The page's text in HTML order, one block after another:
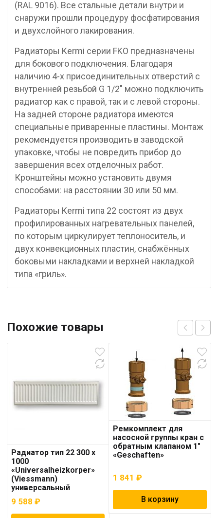
(RAL 9016). Все стальные детали внутри и
снаружи прошли процедуру фосфатирования
и двухслойного лакирования.
Радиаторы Kermi серии FKO предназначены
для бокового подключения. Благодаря
наличию 4-х присоединительных отверстий с
внутренней резьбой G 1/2″ можно подключить
радиатор как с правой, так и с левой стороны.
На задней стороне радиатора имеются
специальные приваренные пластины. Монтаж
рекомендуется производить в заводской
упаковке, чтобы не повредить прибор до
завершения всех отделочных работ.
Кронштейны можно установить двумя
способами: на расстоянии 30 или 50 мм.
Радиаторы Kermi типа 22 состоят из двух
профилированных нагревательных панелей,
по которым циркулирует теплоноситель, и
двух конвекционных пластин, снабжённых
боковыми накладками и верхней накладкой
типа «гриль».
Похожие товары
Радиатор тип 22 300 x
1000
«Universalheizkorper»
(Viessmann)
универсальный
9 588 ₽
Ремкомплект для
насосной группы кран с
обратным клапаном 1″
«Geschaften»
1 841₽
В корзину